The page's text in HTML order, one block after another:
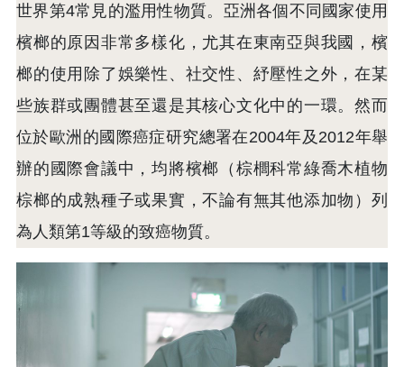
世界第4常見的濫用性物質。亞洲各個不同國家使用
檳榔的原因非常多樣化，尤其在東南亞與我國，檳
榔的使用除了娛樂性、社交性、紓壓性之外，在某
些族群或團體甚至還是其核心文化中的一環。然而
位於歐洲的國際癌症研究總署在2004年及2012年舉
辦的國際會議中，均將檳榔（棕櫚科常綠喬木植物
棕榔的成熟種子或果實，不論有無其他添加物）列
為人類第1等級的致癌物質。